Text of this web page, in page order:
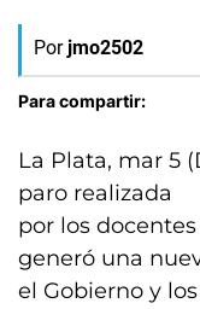
Por jmo2502
Para compartir:
La Plata, mar 5
paro realizada
por los
generó una
el Gobierno y